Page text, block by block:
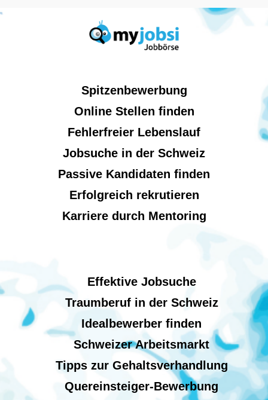
Spitzenbewerbung
Online Stellen finden
Fehlerfreier Lebenslauf
Jobsuche in der Schweiz
Passive Kandidaten finden
Erfolgreich rekrutieren
Karriere durch Mentoring
Effektive Jobsuche
Traumberuf in der Schweiz
Idealbewerber finden
Schweizer Arbeitsmarkt
Tipps zur Gehaltsverhandlung
Quereinsteiger-Bewerbung